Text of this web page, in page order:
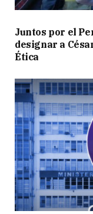
Juntos por el
designar a
Ética